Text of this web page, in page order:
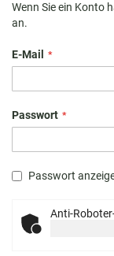
Wenn Sie ein Konto
an.
E-Mail
Passwort
Passwort
Anti-